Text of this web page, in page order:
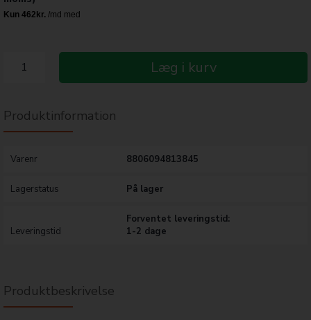
Læg i kurv
Produktinformation
Varenr 8806094813845
Lagerstatus På lager
Leveringstid
Forventet leveringstid:
1-2 dage
Produktbeskrivelse